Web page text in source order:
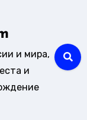
и мира,
и